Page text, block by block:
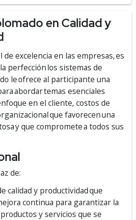
en Calidad y
de excelencia en las empresas, es
perfección los sistemas de
le ofrece al participante una
abordar temas esenciales
en el cliente, costos de
que favorecen una
y que compromete a todos sus
de:
calidad y productividad que
continua para garantizar la
y servicios que se